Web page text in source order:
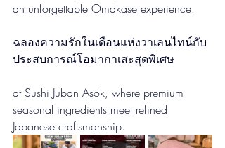
an unforgettable Omakase experience.
ฉลองความรักในเดือนแห่งวาเลนไทน์กับ
ประสบการณ์โอมากาเสะสุดพิเศษ
at Sushi Juban Asok, where premium
seasonal ingredients meet refined
Japanese craftsmanship.